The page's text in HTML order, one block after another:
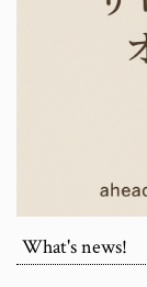
What's news!